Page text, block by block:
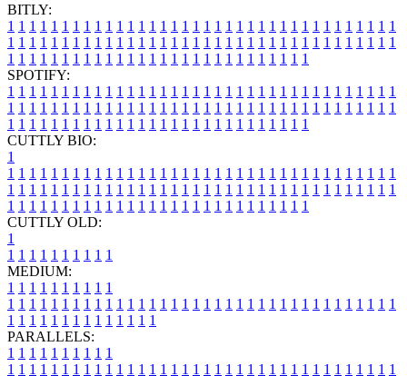
BITLY:
1 1 1 1 1 1 1 1 1 1 1 1 1 1 1 1 1 1 1 1 1 1 1 1 1 1 1 1 1 1 1 1 1 1 1 1
1 1 1 1 1 1 1 1 1 1 1 1 1 1 1 1 1 1 1 1 1 1 1 1 1 1 1 1 1 1 1 1 1 1 1 1
1 1 1 1 1 1 1 1 1 1 1 1 1 1 1 1 1 1 1 1 1 1 1 1 1 1 1 1
SPOTIFY:
1 1 1 1 1 1 1 1 1 1 1 1 1 1 1 1 1 1 1 1 1 1 1 1 1 1 1 1 1 1 1 1 1 1 1 1
1 1 1 1 1 1 1 1 1 1 1 1 1 1 1 1 1 1 1 1 1 1 1 1 1 1 1 1 1 1 1 1 1 1 1 1
1 1 1 1 1 1 1 1 1 1 1 1 1 1 1 1 1 1 1 1 1 1 1 1 1 1 1 1
CUTTLY BIO:
1
1 1 1 1 1 1 1 1 1 1 1 1 1 1 1 1 1 1 1 1 1 1 1 1 1 1 1 1 1 1 1 1 1 1 1 1
1 1 1 1 1 1 1 1 1 1 1 1 1 1 1 1 1 1 1 1 1 1 1 1 1 1 1 1 1 1 1 1 1 1 1 1
1 1 1 1 1 1 1 1 1 1 1 1 1 1 1 1 1 1 1 1 1 1 1 1 1 1 1 1
CUTTLY OLD:
1
1 1 1 1 1 1 1 1 1 1
MEDIUM:
1 1 1 1 1 1 1 1 1 1
1 1 1 1 1 1 1 1 1 1 1 1 1 1 1 1 1 1 1 1 1 1 1 1 1 1 1 1 1 1 1 1 1 1 1 1
1 1 1 1 1 1 1 1 1 1 1 1 1 1
PARALLELS:
1 1 1 1 1 1 1 1 1 1
1 1 1 1 1 1 1 1 1 1 1 1 1 1 1 1 1 1 1 1 1 1 1 1 1 1 1 1 1 1 1 1 1 1 1 1